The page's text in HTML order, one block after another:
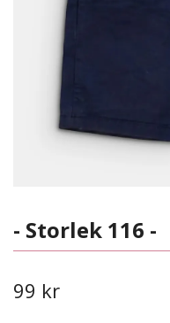
- Storlek 116 -
99 kr